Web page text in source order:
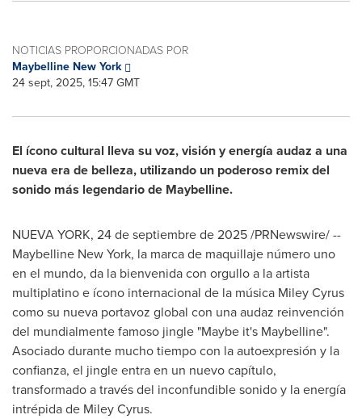
NOTICIAS PROPORCIONADAS POR
Maybelline New York
24 sept, 2025, 15:47 GMT
El ícono cultural lleva su voz, visión y energía audaz a una
nueva era de belleza, utilizando un poderoso remix del
sonido más legendario de Maybelline.
NUEVA YORK, 24 de septiembre de 2025/PRNewswire/ --
Maybelline New York, la marca de maquillaje número uno
en el mundo, da la bienvenida con orgullo a la artista
multiplatino e ícono internacional de la música Miley Cyrus
como su nueva portavoz global con una audaz reinvención
del mundialmente famoso jingle "Maybe it's Maybelline".
Asociado durante mucho tiempo con la autoexpresión y la
confianza, el jingle entra en un nuevo capítulo,
transformado a través del inconfundible sonido y la energía
intrépida de Miley Cyrus.